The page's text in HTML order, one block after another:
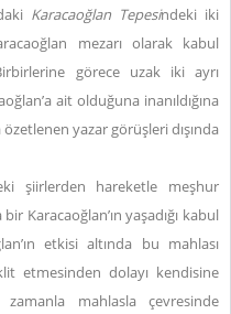
Karacaoğlan Tepesindeki iki
mezarı olarak kabul
görece uzak iki ayrı
ait olduğuna inanıldığına
yazar görüşleri dışında
şiirlerden hareketle meşhur
Karacaoğlan’ın yaşadığı kabul
etkisi altında bu mahlası
etmesinden dolayı kendisine
zamanla mahlasla çevresinde